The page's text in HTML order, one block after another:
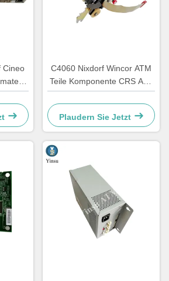
Cineo
C4060 Nixdorf Wincor ATM
Teile Komponente CRS ATS
Zentralisierungseinheit AU
Modul 1750134478
Plaudern Sie Jetzt